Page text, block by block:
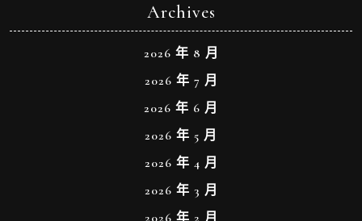
Archives
2026 年 8 月
2026 年 7 月
2026 年 6 月
2026 年 5 月
2026 年 4 月
2026 年 3 月